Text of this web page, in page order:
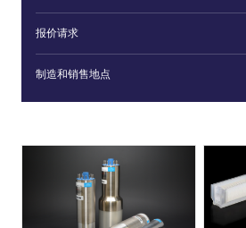
报价请求
制造和销售地点
Image Image